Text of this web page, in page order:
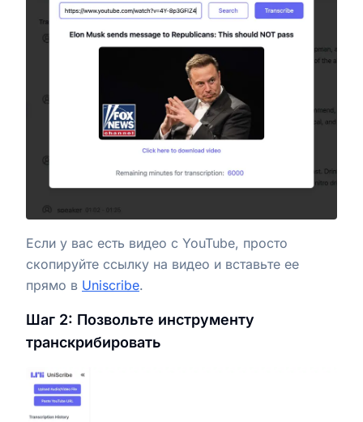
Если у вас есть видео с YouTube, просто
скопируйте ссылку на видео и вставьте ее
прямо в Uniscribe.
Шаг 2: Позвольте инструменту
транскрибировать